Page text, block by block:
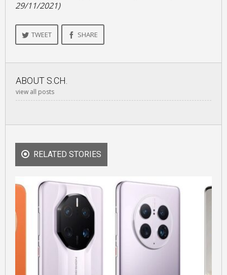
29/11/2021)
TWEET SHARE
ABOUT S.CH.
view all posts
RELATED STORIES